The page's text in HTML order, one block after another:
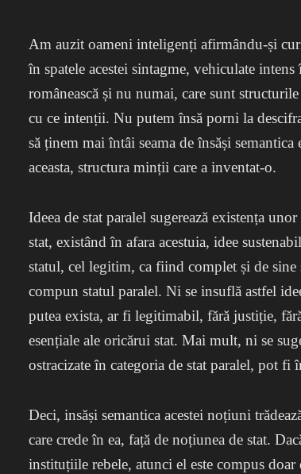
Am auzit oameni inteligenți afirmându-și
în spatele acestei sintagme, vehiculate
românească și nu numai, care sunt
cu ce intenții. Nu putem însă porni la
să ținem mai întâi seama de însăși semantica
aceasta, structura minții care a inventat-o.
Ideea de stat paralel sugerează existența
stat, existând în afara acestuia, idee
statul, cel legitim, ca fiind complet și de sine
compun statul paralel. Ni se insuflă astfel
putea exista, ar fi legitimabil, fără justiție,
esențiale ale oricărui stat. Mai mult, ni se
ostracizate în categoria de stat paralel, pot fi
Deci, insăși semantica acestei noțiuni
care crede în ea, față de noțiunea de stat.
instituțiile rebele, atunci el este compus